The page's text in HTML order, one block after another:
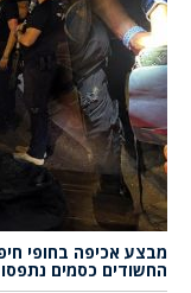
מבצע אכיפה בחופי
החשודים כסמים